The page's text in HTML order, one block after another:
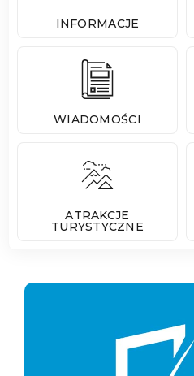
INFORMACJE
WIADOMOŚCI
ATRAKCJE
TURYSTYCZNE